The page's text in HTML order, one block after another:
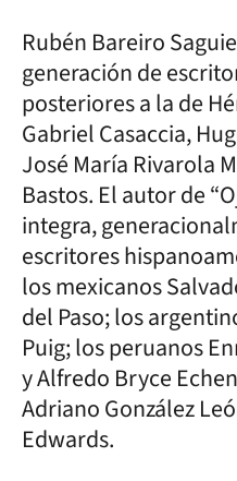
Rubén Bareiro
generación de
posteriores a la de
Gabriel Casaccia,
José María Rivarola
Bastos. El autor de
integra,
escritores
los mexicanos
del Paso; los
Puig; los peruanos
y Alfredo Bryce
Adriano González
Edwards.